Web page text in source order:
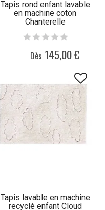
Tapis rond enfant lavable
en machine coton
Chanterelle
Dès 145,00 €
Tapis lavable en machine
recyclé enfant Cloud